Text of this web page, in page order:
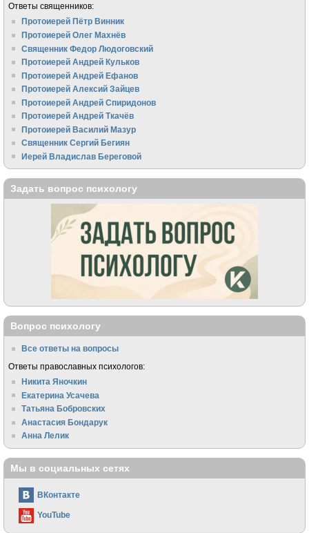
Ответы священников:
Протоиерей Пётр Винник
Протоиерей Олег Махнёв
Священник Федор Людоговский
Протоиерей Андрей Кульков
Протоиерей Андрей Ефанов
Протоиерей Алексий Зайцев
Протоиерей Андрей Спиридонов
Протоиерей Андрей Ткачёв
Протоиерей Василий Мазур
Священник Сергий Бегиян
Иерей Владислав Береговой
Задать вопрос психологу
Вопрос психологу
Все ответы на вопросы
Ответы православных психологов:
Никита Яночкин
Екатерина Усачева
Татьяна Бобровских
Анастасия Бондарук
Анна Лелик
Мы в социальных сетях
ВКонтакте
YouTube